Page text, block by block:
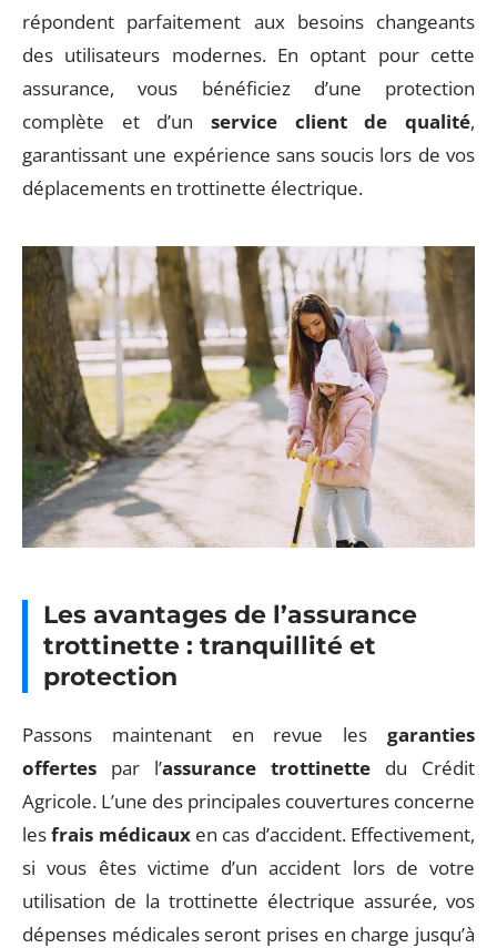
répondent parfaitement aux besoins changeants
des utilisateurs modernes. En optant pour cette
assurance, vous bénéficiez d’une protection
complète et d’un service client de qualité,
garantissant une expérience sans soucis lors de vos
déplacements en trottinette électrique.
Les avantages de l’assurance
trottinette : tranquillité et
protection
Passons maintenant en revue les garanties
offertes par l’assurance trottinette du Crédit
Agricole. L’une des principales couvertures concerne
lesfrais médicauxen cas d’accident. Effectivement,
si vous êtes victime d’un accident lors de votre
utilisation de la trottinette électrique assurée, vos
dépenses médicales seront prises en charge jusqu’à